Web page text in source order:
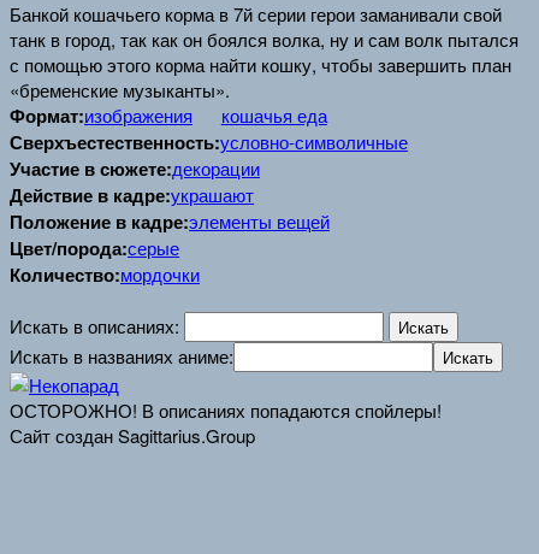
Банкой кошачьего корма в 7й серии герои заманивали свой
танк в город, так как он боялся волка, ну и сам волк пытался
с помощью этого корма найти кошку, чтобы завершить план
«бременские музыканты».
Формат:изображения кошачья еда
Сверхъестественность:условно-символичные
Участие в сюжете:декорации
Действие в кадре:украшают
Положение в кадре:элементы вещей
Цвет/порода:серые
Количество:мордочки
Искать в описаниях:
Искать в названиях аниме:
ОСТОРОЖНО! В описаниях попадаются спойлеры!
Сайт создан Sagittarius.Group